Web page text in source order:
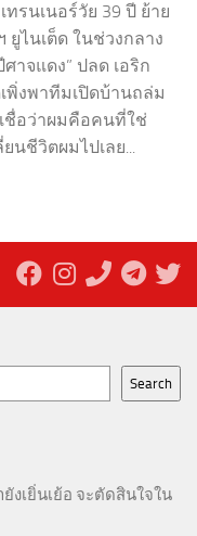
ทรนเนอร์วัย 39 ปี ย้าย
ไนเต็ด ในช่วงกลาง
าจแดง” ปลด เอริก
พิ่งพาทีมเปิดบ้านถล่ม
ชื่อว่าผมคือคนที่ใช่
นชีวิตผมไปเลย...
Search
งเยิ่นเย้อ จะตัดสินใจใน